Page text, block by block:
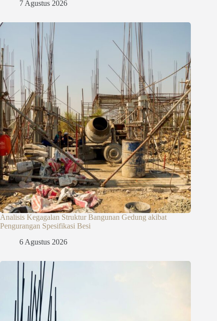
7 Agustus 2026
Analisis Kegagalan Struktur Bangunan Gedung akibat
Pengurangan Spesifikasi Besi
6 Agustus 2026